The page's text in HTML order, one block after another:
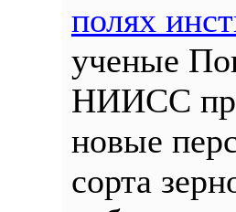
полях
ученые
НИИСС
новые
сорта